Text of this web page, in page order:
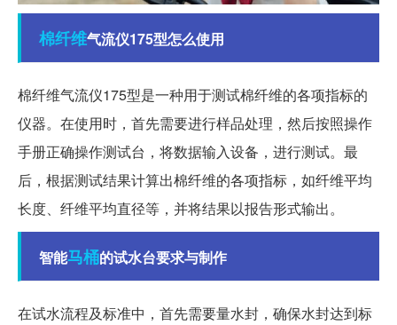
棉纤维气流仪175型怎么使用
棉纤维气流仪175型是一种用于测试棉纤维的各项指标的
仪器。在使用时，首先需要进行样品处理，然后按照操作
手册正确操作测试台，将数据输入设备，进行测试。最
后，根据测试结果计算出棉纤维的各项指标，如纤维平均
长度、纤维平均直径等，并将结果以报告形式输出。
智能马桶的试水台要求与制作
在试水流程及标准中，首先需要量水封，确保水封达到标